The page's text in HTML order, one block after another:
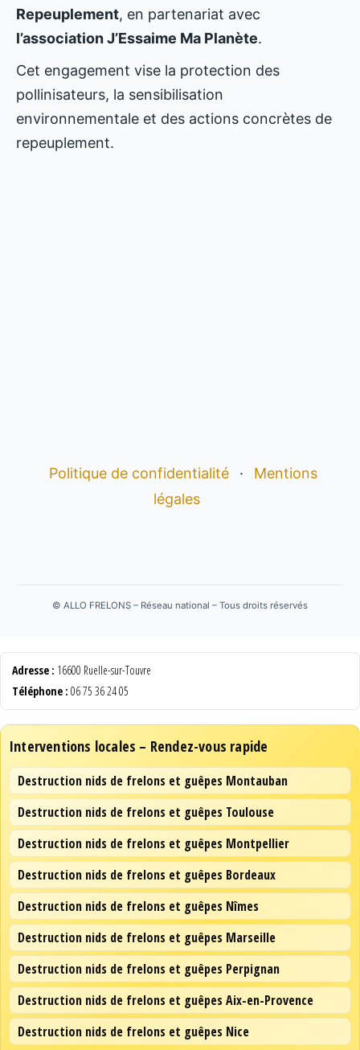
Repeuplement, en partenariat avec
l’association J’Essaime Ma Planète.
Cet engagement vise la protection des
pollinisateurs, la sensibilisation
environnementale et des actions concrètes de
repeuplement.
Politique de confidentialité ·
Mentions
légales
© ALLO FRELONS – Réseau national – Tous droits réservés
Adresse : 16600 Ruelle-sur-Touvre
Téléphone : 06 75 36 24 05
Interventions locales – Rendez-vous rapide
Destruction nids de frelons et guêpes Montauban
Destruction nids de frelons et guêpes Toulouse
Destruction nids de frelons et guêpes Montpellier
Destruction nids de frelons et guêpes Bordeaux
Destruction nids de frelons et guêpes Nîmes
Destruction nids de frelons et guêpes Marseille
Destruction nids de frelons et guêpes Perpignan
Destruction nids de frelons et guêpes Aix-en-Provence
Destruction nids de frelons et guêpes Nice